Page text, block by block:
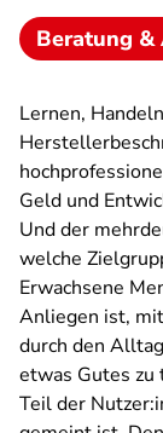
Beratung &
Lernen,
Geld und
Und der
welche
Erwachsene
Anliegen ist,
durch den
etwas Gutes zu
Teil der